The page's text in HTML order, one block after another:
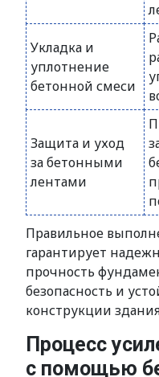
Укладка и
уплотнение
бетонной смеси
Защита и уход
за бетонными
лентами
Правильное
гарантирует
прочность
безопасность и
конструкции
Процесс
с помощью